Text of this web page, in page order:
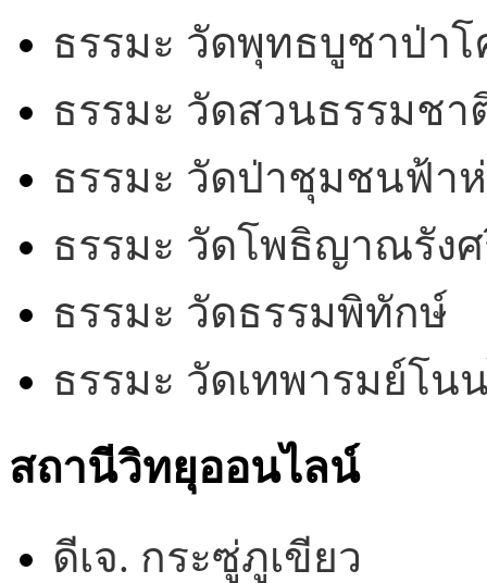
ธรรมะ วัดพุทธบูชาป่า
ธรรมะ วัดสวนธรรมช
ธรรมะ วัดป่าชุมชนฟ้า
ธรรมะ วัดโพธิญาณรัง
ธรรมะ วัดธรรมพิทักษ์
ธรรมะ วัดเทพารมย์โน
สถานีวิทยุออนไลน์
ดีเจ. กระซู่ภูเขียว